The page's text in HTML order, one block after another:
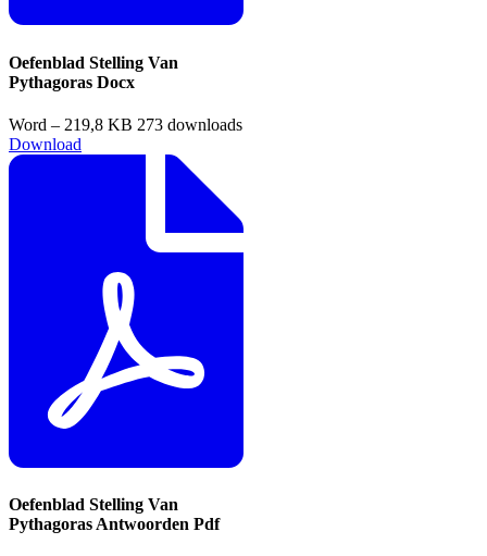
Oefenblad Stelling Van
Pythagoras Docx
Word – 219,8 KB 273 downloads
Download
Oefenblad Stelling Van
Pythagoras Antwoorden Pdf